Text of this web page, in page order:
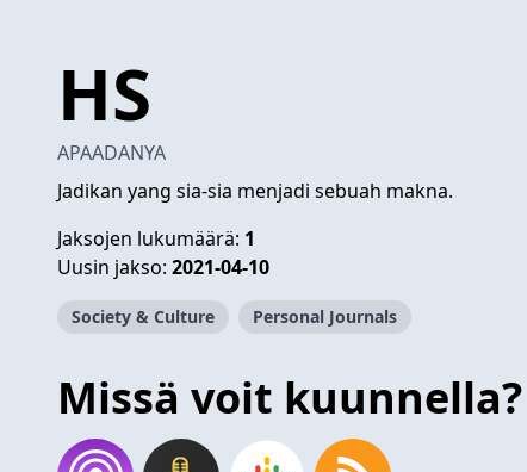
HS
APAADANYA
Jadikan yang sia-sia menjadi sebuah makna.
Jaksojen lukumäärä: 1
Uusin jakso: 2021-04-10
Society & Culture Personal Journals
Missä voit kuunnella?